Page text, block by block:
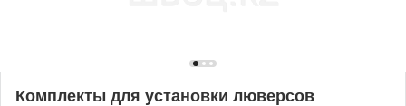
Комплекты для установки люверсов